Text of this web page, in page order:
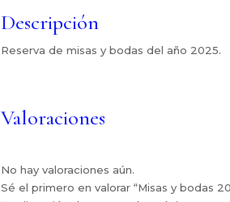
Descripción
Reserva de misas y bodas del año 2025.
Valoraciones
No hay valoraciones aún.
Sé el primero en valorar “Misas y bodas